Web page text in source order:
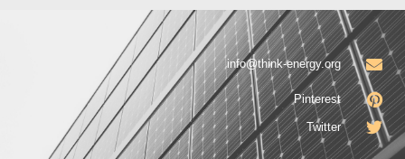
info@think-energy.org
Pinterest
Twitter